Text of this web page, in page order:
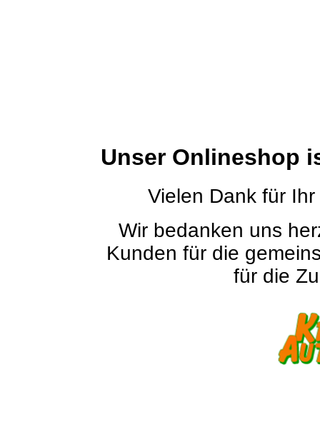
Unser Onlineshop
Vielen Dank für
Wir bedanken uns
Kunden für die
für die